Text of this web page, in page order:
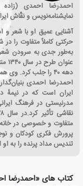
نمایشنامه‌نویس و نقّاش
آشنایی عمیق او با شعر و
حرکتی کاملاً متفاوت را
به‌طور جدی به سرودن
دهه ۴۰ را جلب کرد. وی همچنین آثاری در ادبیات کودک و نوجوان دارد.
ایران است که در
مدرنیستی در فرهنگ
متفاوت و خصوصی در
پرورش فکری کودکان و
تندیس مداد پرنده را به او
کتاب های «احمدرضا